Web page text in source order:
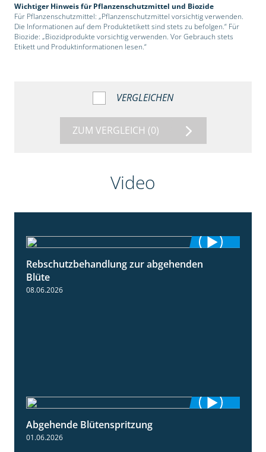
Wichtiger Hinweis für Pflanzenschutzmittel und Biozide
Für Pflanzenschutzmittel: „Pflanzenschutzmittel vorsichtig verwenden.
Die Informationen auf dem Produktetikett sind stets zu befolgen.“ Für
Biozide: „Biozidprodukte vorsichtig verwenden. Vor Gebrauch stets
Etikett und Produktinformationen lesen.“
VERGLEICHEN
ZUM VERGLEICH (0)
Video
3:06
Rebschutzbehandlung zur abgehenden
Blüte
08.06.2026
Abgehende Blütenspritzung
01.06.2026